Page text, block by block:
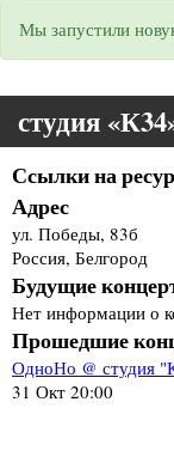
Мы запустили
студия
Ссылки на
Адрес
ул. Победы, 83б
Россия, Белгород
Будущие
Нет информации о
Прошедшие
ОдноНо @ студия
31 Окт 20:00